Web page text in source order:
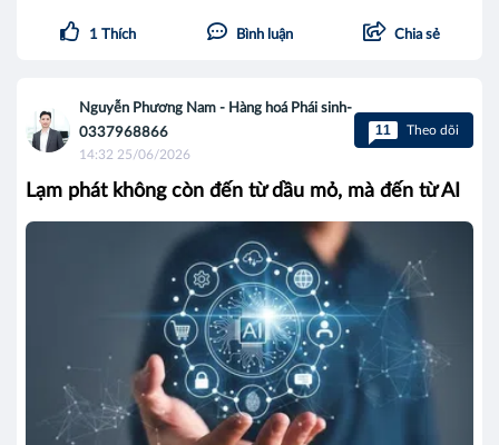
1 Thích Bình luận Chia sẻ
Nguyễn Phương Nam - Hàng hoá Phái sinh-
0337968866
14:32 25/06/2026
11 Theo dõi
Lạm phát không còn đến từ dầu mỏ, mà đến từ AI